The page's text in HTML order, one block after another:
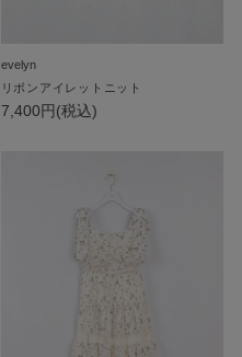
evelyn
リボンアイレットニット
7,400円(税込)